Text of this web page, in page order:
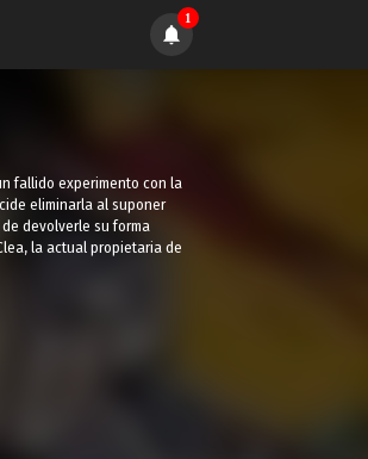
1
fallido experimento con la
eliminarla al suponer
devolverle su forma
la actual propietaria de